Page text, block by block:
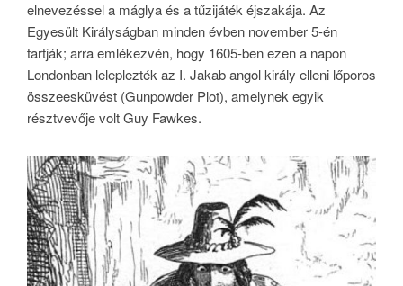
elnevezéssel a máglya és a tűzijáték éjszakája. Az
Egyesült Királyságban minden évben november 5-én
tartják; arra emlékezvén, hogy 1605-ben ezen a napon
Londonban leleplezték az I. Jakab angol király elleni lőporos
összeesküvést (Gunpowder Plot), amelynek egyik
résztvevője volt Guy Fawkes.